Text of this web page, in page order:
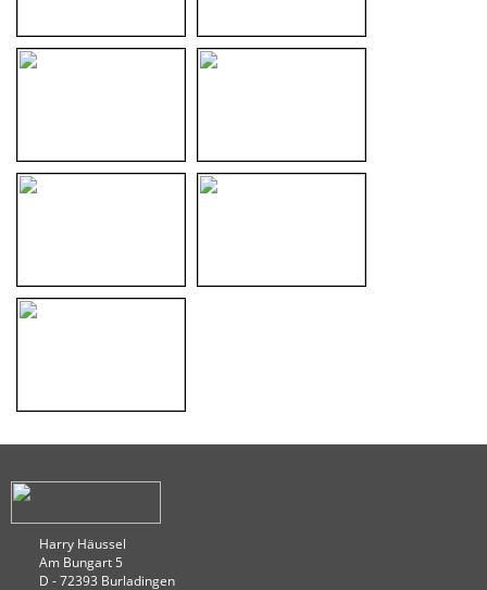
Harry Häussel
Am Bungart 5
D - 72393 Burladingen